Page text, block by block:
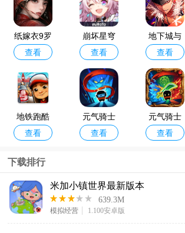
纸嫁衣9罗
浮梦游戏
查看
崩坏星穹
铁道最新
版本
查看
地下城与
勇士起源
最新版202
6
查看
地铁跑酷
国际服最
(Subway
Surf)
查看
元气骑士
破解版池
查看
元气骑士
手游
查看
下载排行
米加小镇世界最新版本
639.3M
模拟经营 1.100安卓版